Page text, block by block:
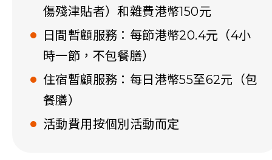
傷殘津貼者）和雜費港幣150元
日間暫顧服務：每節港幣20.4元（4小
時一節，不包餐膳）
住宿暫顧服務：每日港幣55至62元（包
餐膳）
活動費用按個別活動而定